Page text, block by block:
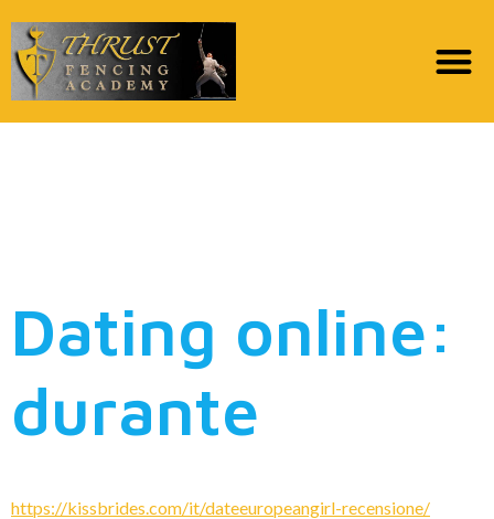
Dating online:
durante
https://kissbrides.com/it/dateeuropeangirl-recensione/